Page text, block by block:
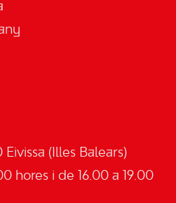
(Illes Balears)
hores i de 16.00 a 19.00